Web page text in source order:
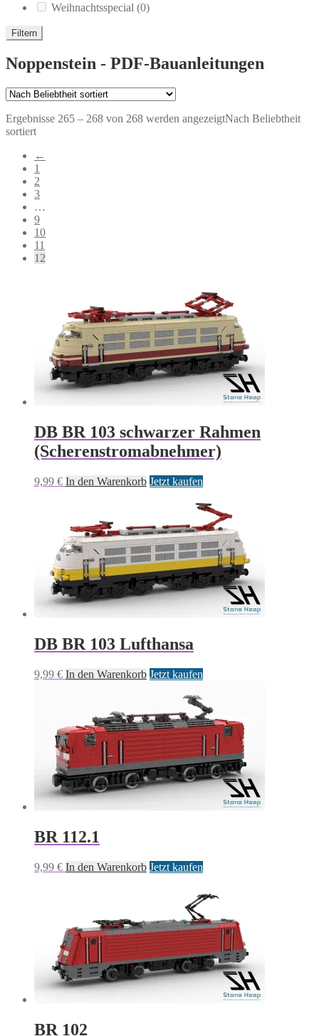
Weihnachtsspecial (0)
Filtern
Noppenstein - PDF-Bauanleitungen
Ergebnisse 265 – 268 von 268 werden angezeigtNach Beliebtheit
sortiert
←
1
2
3
…
9
10
11
12
DB BR 103 schwarzer Rahmen
(Scherenstromabnehmer)
9,99 € In den Warenkorb Jetzt kaufen
DB BR 103 Lufthansa
9,99 € In den Warenkorb Jetzt kaufen
BR 112.1
9,99 € In den Warenkorb Jetzt kaufen
BR 102